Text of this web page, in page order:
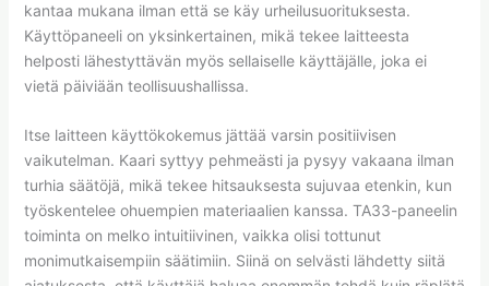
kantaa mukana ilman että se käy urheilusuorituksesta.
Käyttöpaneeli on yksinkertainen, mikä tekee laitteesta
helposti lähestyttävän myös sellaiselle käyttäjälle, joka ei
vietä päiviään teollisuushallissa.
Itse laitteen käyttökokemus jättää varsin positiivisen
vaikutelman. Kaari syttyy pehmeästi ja pysyy vakaana ilman
turhia säätöjä, mikä tekee hitsauksesta sujuvaa etenkin, kun
työskentelee ohuempien materiaalien kanssa. TA33-paneelin
toiminta on melko intuitiivinen, vaikka olisi tottunut
monimutkaisempiin säätimiin. Siinä on selvästi lähdetty siitä